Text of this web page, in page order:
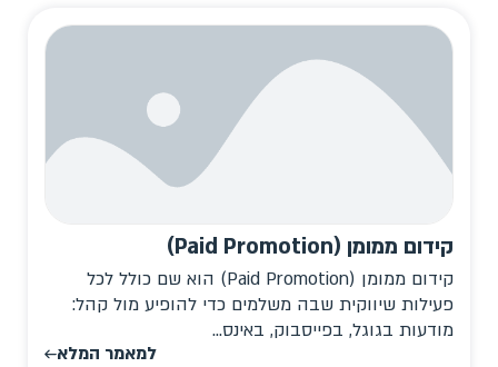
קידום ממומן (Paid Promotion)
קידום ממומן (Paid Promotion) הוא שם כולל לכל
פעילות שיווקית שבה משלמים כדי להופיע מול קהל:
מודעות בגוגל, בפייסבוק, באינס...
למאמר המלא